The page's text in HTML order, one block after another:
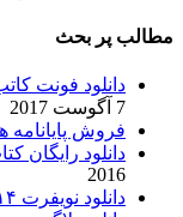
مطالب پر بحث
دانلود فونت
7 آگوست 2017
فروش پایانامه
دانلود
2016
دانلود نویفرت ۲۰۱۴